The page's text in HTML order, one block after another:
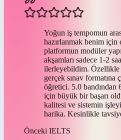
Yoğun iş tempomun
hazırlanmak benim için
platformun modüler
akşamları sadece 1-2
ilerleyebildim.
gerçek sınav formatına
öğretici. 5.0 bandından
için büyük bir başarı
kalitesi ve sistemin
harika. Kesinlikle
Önceki IELTS